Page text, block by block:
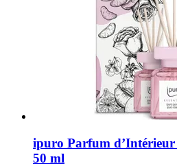
ipuro Parfum d’Intérieur
50 ml